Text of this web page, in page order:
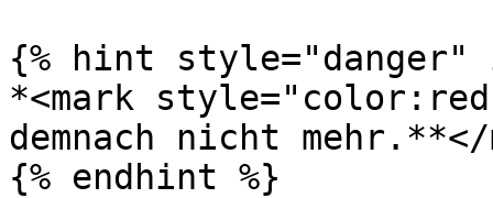
{% hint style="danger"
*<mark
demnach nicht mehr.**</
{% endhint %}